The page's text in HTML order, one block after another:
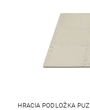
HRACIA PODLOŽKA